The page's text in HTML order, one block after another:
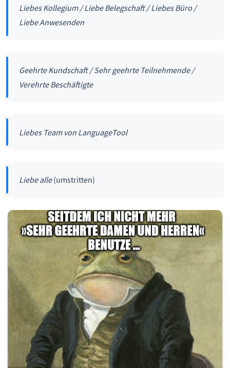
Liebes Kollegium / Liebe Belegschaft / Liebes Büro /
Liebe Anwesenden
Geehrte Kundschaft / Sehr geehrte Teilnehmende /
Verehrte Beschäftigte
Liebes Team von LanguageTool
Liebe alle(umstritten)